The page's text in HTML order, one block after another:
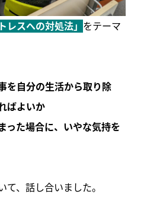
レスへの対処法」 をテーマ
を自分の生活から取り除
ばよいか
た場合に、いやな気持を
て、話し合いました。